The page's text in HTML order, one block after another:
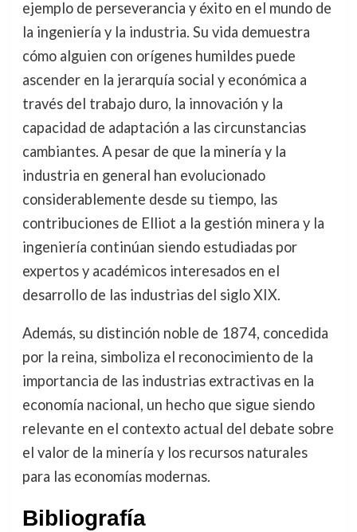
ejemplo de perseverancia y éxito en el mundo de
la ingeniería y la industria. Su vida demuestra
cómo alguien con orígenes humildes puede
ascender en la jerarquía social y económica a
través del trabajo duro, la innovación y la
capacidad de adaptación a las circunstancias
cambiantes. A pesar de que la minería y la
industria en general han evolucionado
considerablemente desde su tiempo, las
contribuciones de Elliot a la gestión minera y la
ingeniería continúan siendo estudiadas por
expertos y académicos interesados en el
desarrollo de las industrias del siglo XIX.
Además, su distinción noble de 1874, concedida
por la reina, simboliza el reconocimiento de la
importancia de las industrias extractivas en la
economía nacional, un hecho que sigue siendo
relevante en el contexto actual del debate sobre
el valor de la minería y los recursos naturales
para las economías modernas.
Bibliografía